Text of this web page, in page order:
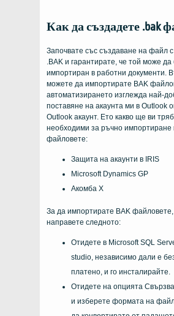
Как да създадете .bak
Започвате със създаване на файл
.BAK и гарантирате, че той може да
импортиран в работни документи.
можете да импортирате BAK
автоматизирането изглежда най-
поставяне на акаунта ми в Outlook
Outlook акаунт. Ето какво ще ви
необходими за ръчно импортиране
файловете:
Защита на акаунти в IRIS
Microsoft Dynamics GP
Акомба X
За да импортирате BAK файловете,
направете следното:
Отидете в Microsoft SQL
studio, независимо дали е
платено, и го инсталирайте.
Отидете на опцията
и изберете формата на